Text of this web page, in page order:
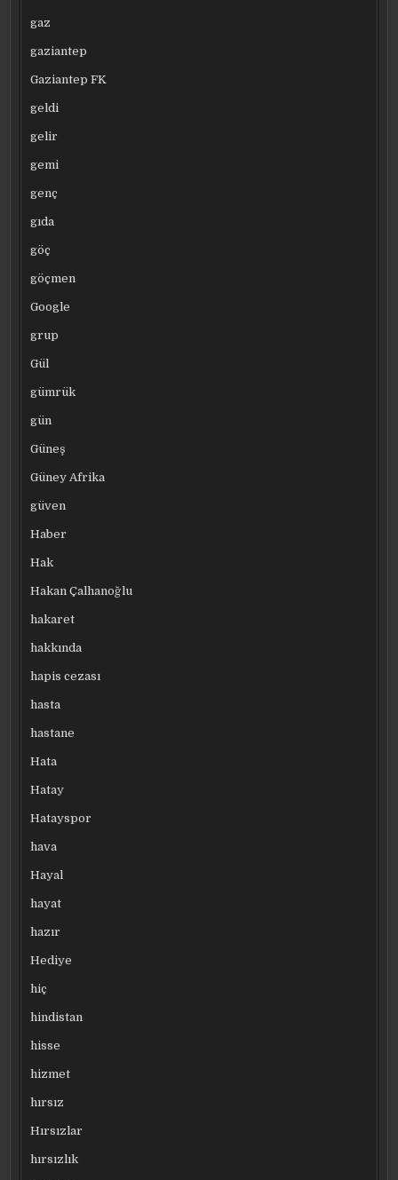
gaz
gaziantep
Gaziantep FK
geldi
gelir
gemi
genç
gıda
göç
göçmen
Google
grup
Gül
gümrük
gün
Güneş
Güney Afrika
güven
Haber
Hak
Hakan Çalhanoğlu
hakaret
hakkında
hapis cezası
hasta
hastane
Hata
Hatay
Hatayspor
hava
Hayal
hayat
hazır
Hediye
hiç
hindistan
hisse
hizmet
hırsız
Hırsızlar
hırsızlık